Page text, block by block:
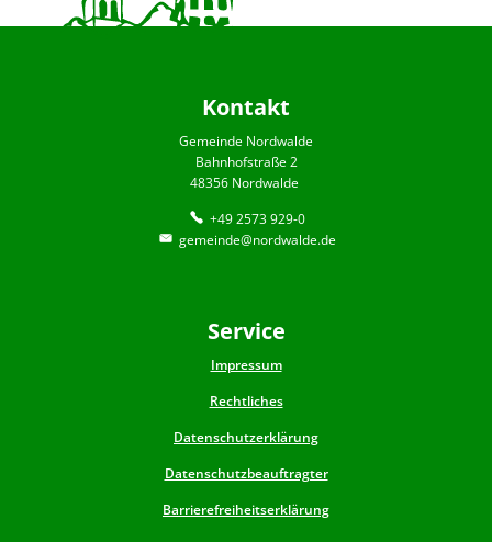
Kontakt
Gemeinde Nordwalde
Bahnhofstraße 2
48356 Nordwalde
+49 2573 929-0
gemeinde@nordwalde.de
Service
Impressum
Rechtliches
Datenschutzerklärung
Datenschutzbeauftragter
Barrierefreiheitserklärung